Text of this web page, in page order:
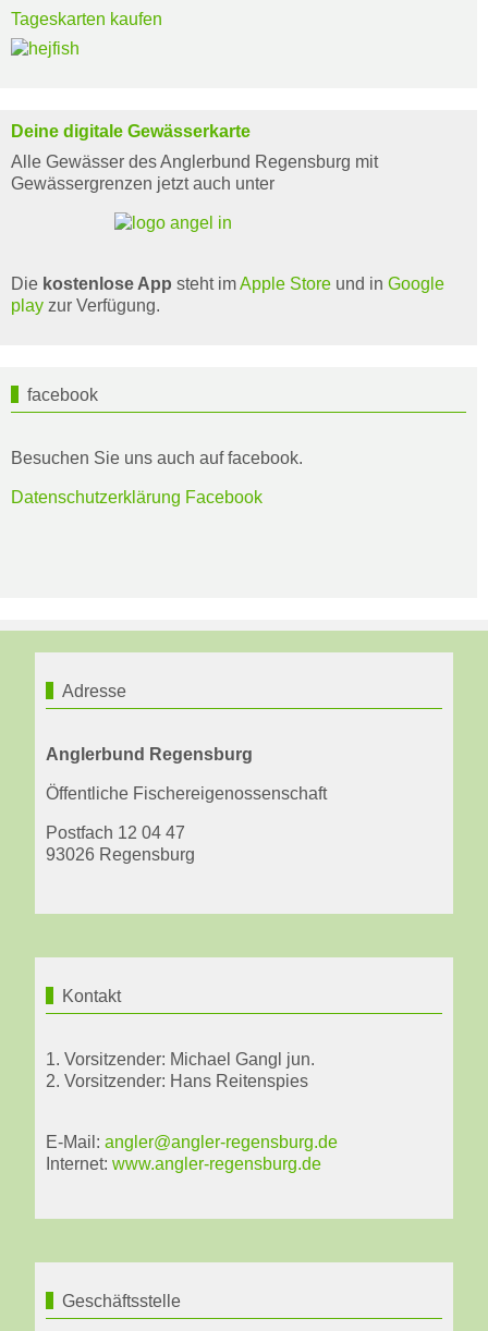
Tageskarten kaufen
Deine digitale Gewässerkarte
Alle Gewässer des Anglerbund Regensburg mit
Gewässergrenzen jetzt auch unter
Die kostenlose App steht imApple Store und in Google
play zur Verfügung.
facebook
Besuchen Sie uns auch auf facebook.
Datenschutzerklärung Facebook
Adresse
Anglerbund Regensburg
Öffentliche Fischereigenossenschaft
Postfach 12 04 47
93026 Regensburg
Kontakt
1. Vorsitzender: Michael Gangl jun.
2. Vorsitzender: Hans Reitenspies
E-Mail: angler@angler-regensburg.de
Internet: www.angler-regensburg.de
Geschäftsstelle